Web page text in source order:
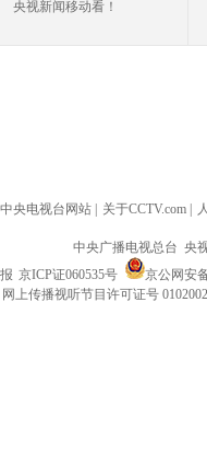
央视新闻移动看！
中央电视台网站 关于CCTV.com
中央广播电视总台 央
京ICP证060535号
京公网安
网上传播视听节目许可证号